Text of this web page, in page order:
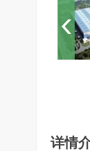
详情